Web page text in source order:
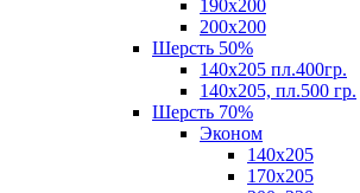
190х200
200х200
Шерсть 50%
140х205 пл.400гр.
140х205, пл.500 гр.
Шерсть 70%
Эконом
140х205
170х205